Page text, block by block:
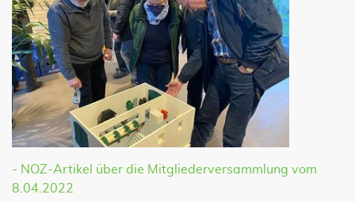
- NOZ-Artikel über die Mitgliederversammlung vom
8.04.2022